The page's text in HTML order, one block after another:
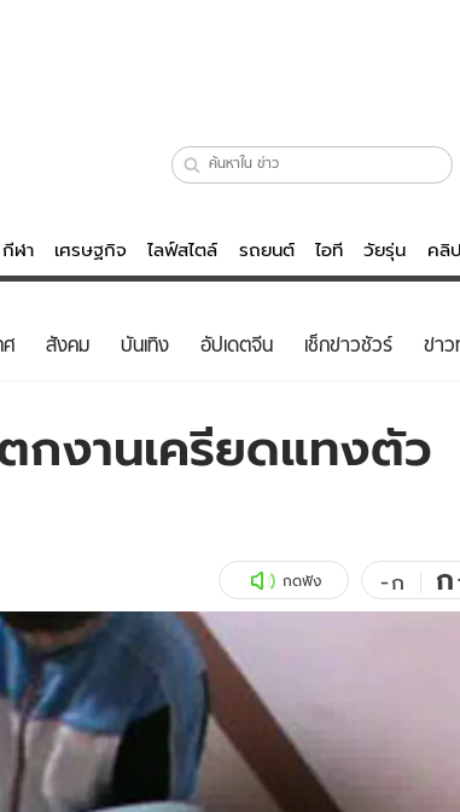
กีฬา เศรษฐกิจ ไลฟ์สไตล์ รถยนต์ ไอที วัยรุ่น คลิป
รวจหวย ไลฟ์สไตล์
วัยรุ่น
สุขภาพ
เที่ยว-กิน
Tasteful Thailand
Sanook Choice
ชียลได้ที่
ศ สังคม บันเทิง อัปเดตจีน เช็กข่าวชัวร์ ข่า
งานเครียดแทงตัว
กดฟัง -ก ก